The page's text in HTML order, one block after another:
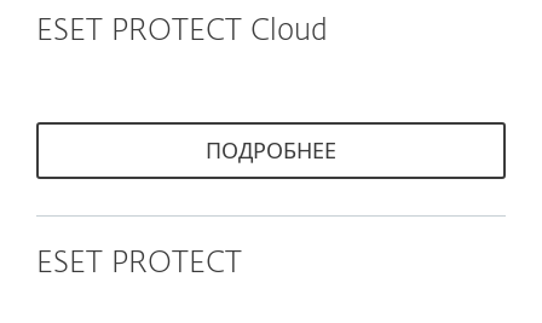
ESET PROTECT Cloud
ПОДРОБНЕЕ
ESET PROTECT